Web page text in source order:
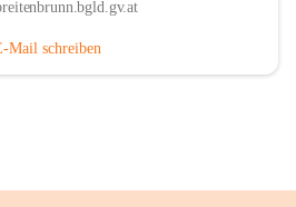
Mail schreiben